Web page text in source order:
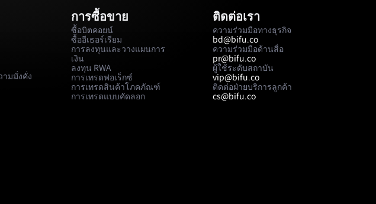
ามมั่งคั่ง
การซื้อขาย
ซื้อบิตคอยน์
ซื้ออีเธอร์เรียม
การลงทุนและวางแผนการ
เงิน
ลงทุน RWA
การเทรดฟอเร็กซ์
การเทรดสินค้าโภคภัณฑ์
การเทรดแบบคัดลอก
ติดต่อเรา
ความร่วมมือทางธุรกิจ
bd@bifu.co
ความร่วมมือด้านสื่อ
pr@bifu.co
ผู้ใช้ระดับสถาบัน
vip@bifu.co
ติดต่อฝ่ายบริการลูกค้า
cs@bifu.co